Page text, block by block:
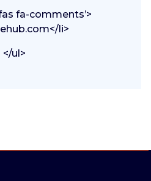
fa-comments’>
li>
</ul>